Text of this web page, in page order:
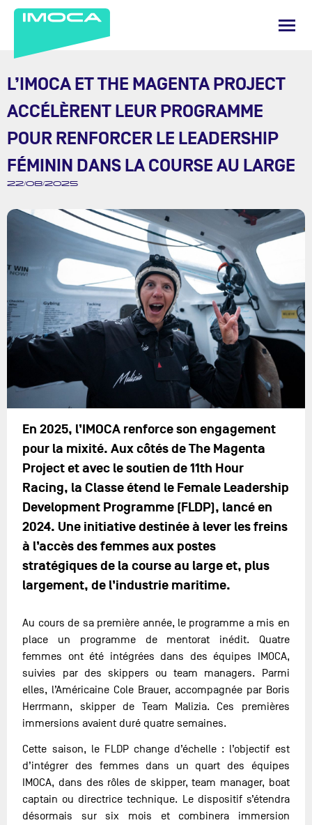
L’IMOCA ET THE MAGENTA PROJECT
ACCÉLÈRENT LEUR PROGRAMME
POUR RENFORCER LE LEADERSHIP
FÉMININ DANS LA COURSE AU LARGE
22/08/2025
En 2025, l’IMOCA renforce son engagement
pour la mixité. Aux côtés de The Magenta
Project et avec le soutien de 11th Hour
Racing, la Classe étend le Female Leadership
Development Programme (FLDP), lancé en
2024. Une initiative destinée à lever les freins
à l’accès des femmes aux postes
stratégiques de la course au large et, plus
largement, de l’industrie maritime.
Au cours de sa première année, le programme a mis en
place un programme de mentorat inédit. Quatre
femmes ont été intégrées dans des équipes IMOCA,
suivies par des skippers ou team managers. Parmi
elles, l’Américaine Cole Brauer, accompagnée par Boris
Herrmann, skipper de Team Malizia. Ces premières
immersions avaient duré quatre semaines.
Cette saison, le FLDP change d’échelle : l’objectif est
d’intégrer des femmes dans un quart des équipes
IMOCA, dans des rôles de skipper, team manager, boat
captain ou directrice technique. Le dispositif s’étendra
désormais sur six mois et combinera immersion